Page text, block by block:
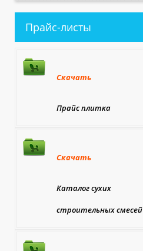
Прайс-листы
Скачать
Прайс плитка
Скачать
Каталог сухих
строительных смесей